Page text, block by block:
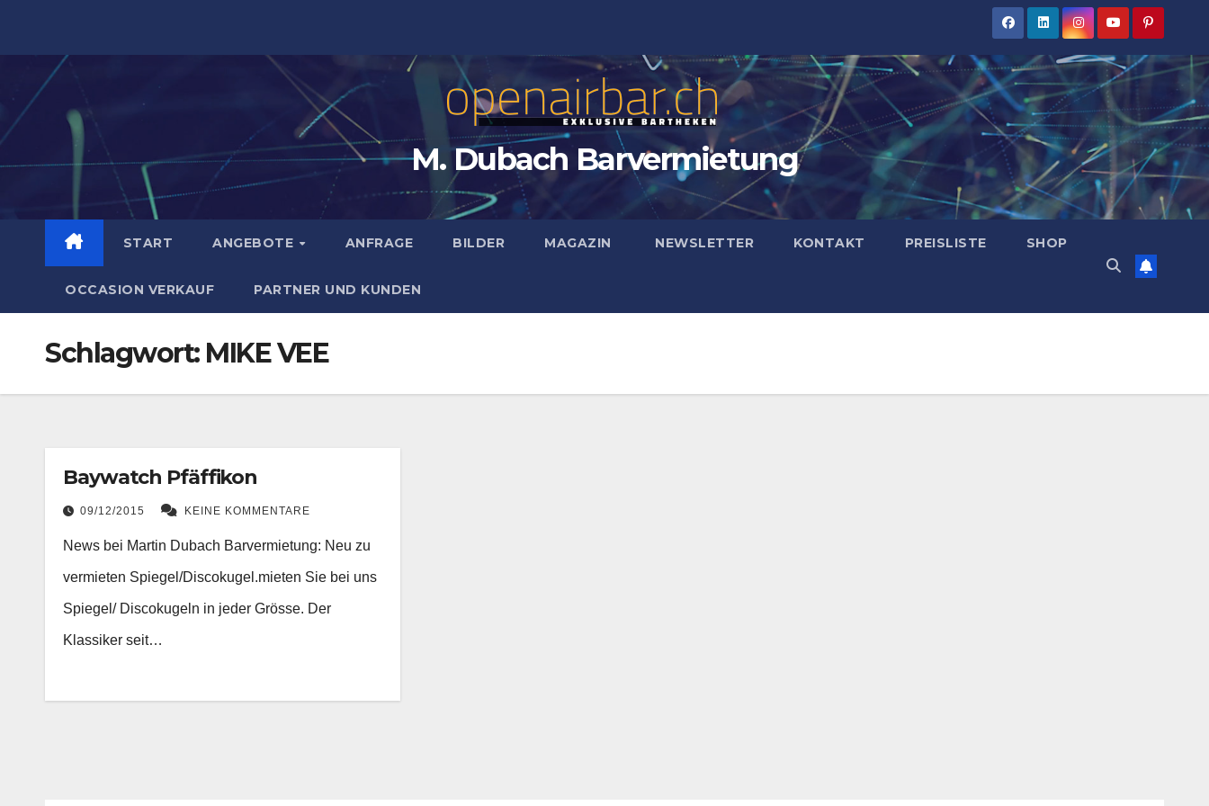
M. Dubach Barvermietung
START ANGEBOTE ANFRAGE BILDER MAGAZIN NEWSLETTER KONTAKT PREISLISTE SHOP
OCCASION VERKAUF PARTNER UND KUNDEN
Schlagwort: MIKE VEE
Baywatch Pfäffikon
09/12/2015 KEINE KOMMENTARE
News bei Martin Dubach Barvermietung: Neu zu
vermieten Spiegel/Discokugel.mieten Sie bei uns
Spiegel/ Discokugeln in jeder Grösse. Der
Klassiker seit…